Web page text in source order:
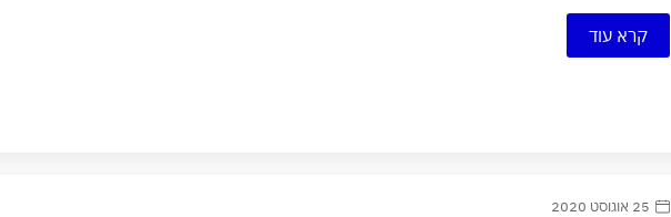
קרא עוד
25 אוגוסט 2020